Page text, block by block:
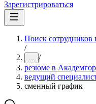
Зарегистрироваться
Поиск сотрудников
/
... /
резюме в
ведущий
сменный график